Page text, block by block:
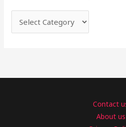
Contact
About us